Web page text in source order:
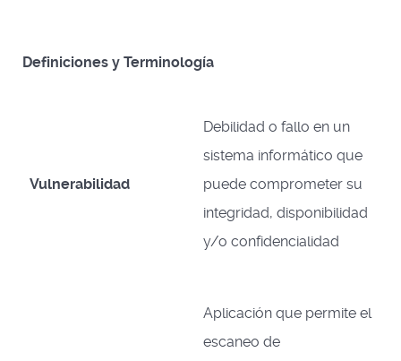
Definiciones y Terminología
Vulnerabilidad
Debilidad o fallo en un
sistema informático que
puede comprometer su
integridad, disponibilidad
y/o confidencialidad
Aplicación que permite el
escaneo de